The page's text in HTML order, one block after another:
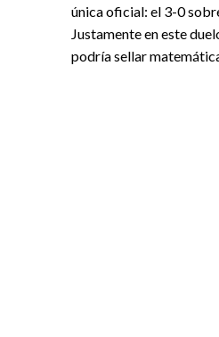
única oficial: el 3-0
Justamente en este
podría sellar